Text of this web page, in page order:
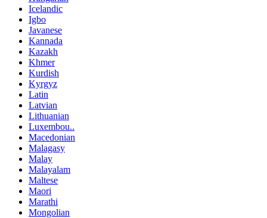
Icelandic
Igbo
Javanese
Kannada
Kazakh
Khmer
Kurdish
Kyrgyz
Latin
Latvian
Lithuanian
Luxembou..
Macedonian
Malagasy
Malay
Malayalam
Maltese
Maori
Marathi
Mongolian